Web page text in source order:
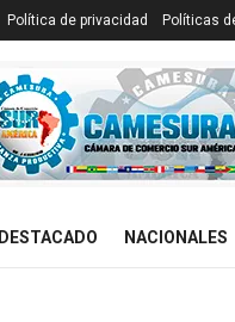
Política de privacidad Políticas
DESTACADO NACIONALES